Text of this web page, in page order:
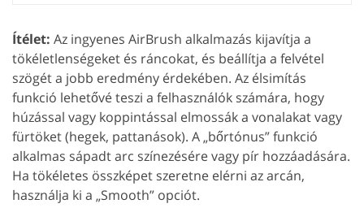
Ítélet: Az ingyenes AirBrush alkalmazás kijavítja a
tökéletlenségeket és ráncokat, és beállítja a felvétel
szögét a jobb eredmény érdekében. Az élsimítás
funkció lehetővé teszi a felhasználók számára, hogy
húzással vagy koppintással elmossák a vonalakat vagy
fürtöket (hegek, pattanások). A „bőrtónus” funkció
alkalmas sápadt arc színezésére vagy pír hozzáadására.
Ha tökéletes összképet szeretne elérni az arcán,
használja ki a „Smooth” opciót.